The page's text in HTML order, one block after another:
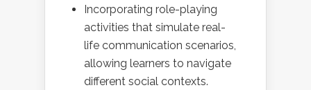
Incorporating role-playing
activities that simulate real-
life communication scenarios,
allowing learners to navigate
different social contexts.